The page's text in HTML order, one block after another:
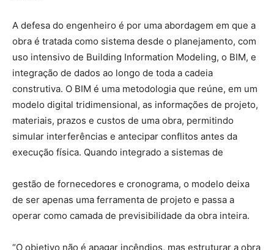
A defesa do engenheiro é por uma abordagem em que a
obra é tratada como sistema desde o planejamento, com
uso intensivo de Building Information Modeling, o BIM, e
integração de dados ao longo de toda a cadeia
construtiva. O BIM é uma metodologia que reúne, em um
modelo digital tridimensional, as informações de projeto,
materiais, prazos e custos de uma obra, permitindo
simular interferências e antecipar conflitos antes da
execução física. Quando integrado a sistemas de
gestão de fornecedores e cronograma, o modelo deixa
de ser apenas uma ferramenta de projeto e passa a
operar como camada de previsibilidade da obra inteira.
“O objetivo não é apagar incêndios, mas estruturar a obra